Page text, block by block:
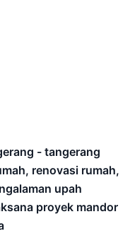
- tangerang
renovasi rumah,
upah
proyek mandor